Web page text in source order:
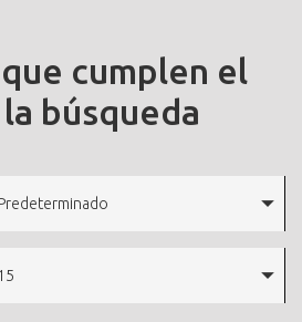
cumplen el
búsqueda